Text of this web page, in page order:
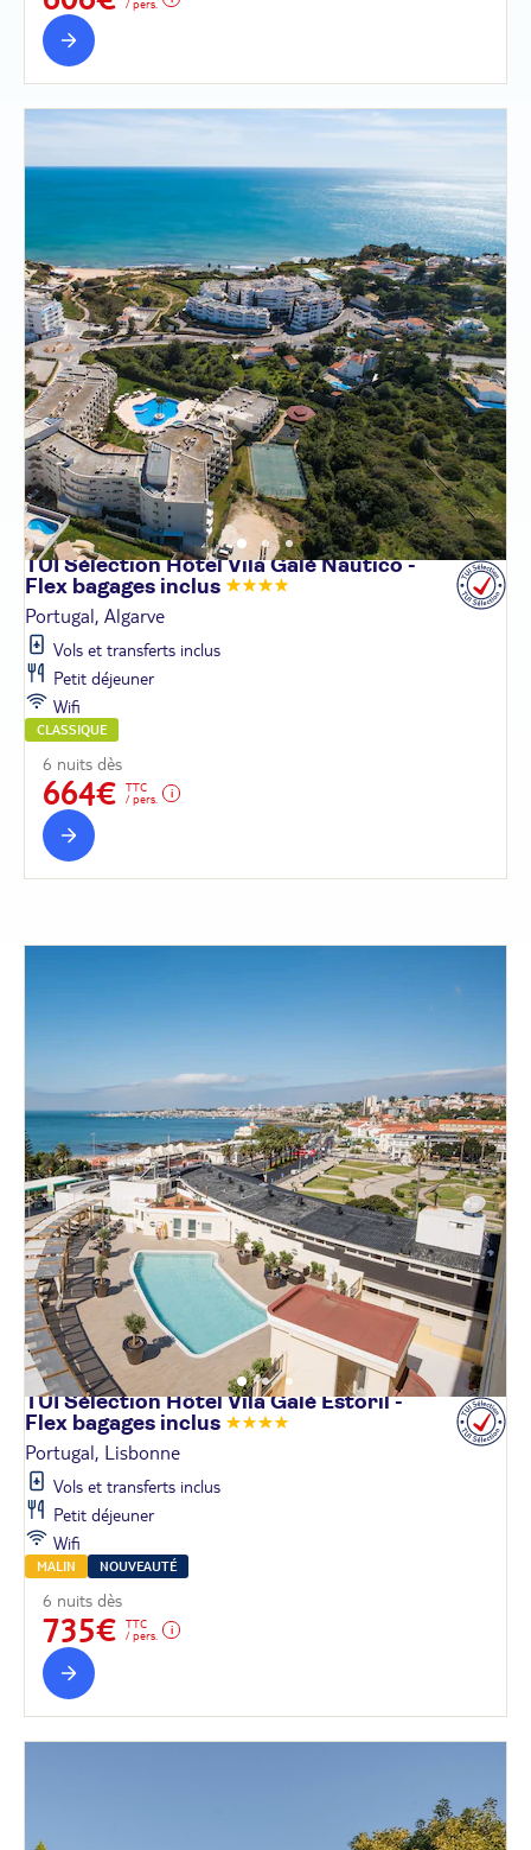
/ pers.
TUI Sélection Hôtel Vila Galé Nautico -
Flex bagages inclus
Portugal, Algarve
Vols et transferts inclus
Petit déjeuner
Wifi
CLASSIQUE
6 nuits dès
664€
TTC
/ pers.
TUI Sélection Hôtel Vila Galé Estoril -
Flex bagages inclus
Portugal, Lisbonne
Vols et transferts inclus
Petit déjeuner
Wifi
MALIN NOUVEAUTÉ
6 nuits dès
735€
TTC
/ pers.